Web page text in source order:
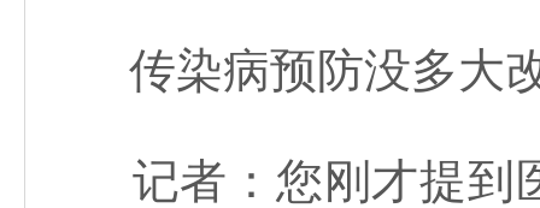
传染病预防没多大
记者：您刚才提到